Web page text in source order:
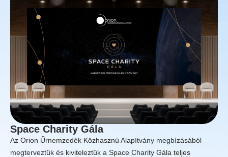
Space Charity Gála
Az Orion Űrnemzedék Közhasznú Alapítvány megbízásából
megterveztük és kiviteleztük a Space Charity Gála teljes